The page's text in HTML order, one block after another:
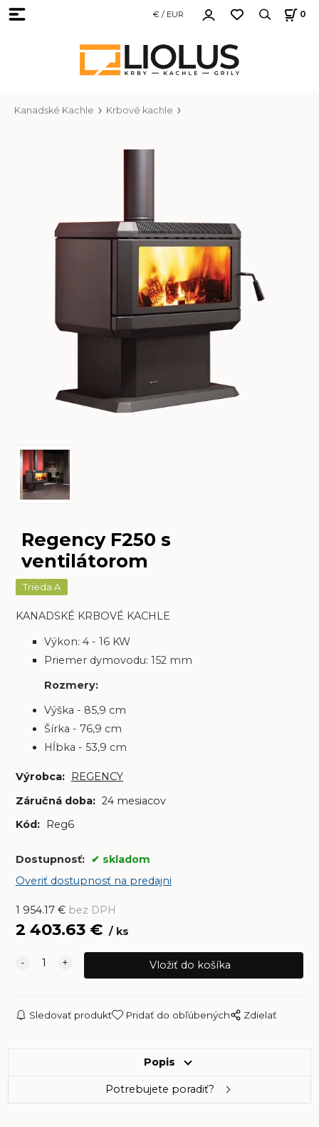
€ / EUR 0
Kanadské Kachle Krbové kachle
Regency F250 s
ventilátorom
Trieda A
KANADSKÉ KRBOVÉ KACHLE
Výkon: 4 - 16 KW
Priemer dymovodu: 152 mm
Rozmery:
Výška - 85,9 cm
Šírka - 76,9 cm
Hĺbka - 53,9 cm
Výrobca: REGENCY
Záručná doba: 24 mesiacov
Kód:
Reg6
Dostupnosť:
skladom
Overiť dostupnosť na predajni
1 954.17€ bez DPH
2 403.63€ ks
Sledovať produkt Pridať do obľúbených Zdielať
Popis
Potrebujete poradiť?